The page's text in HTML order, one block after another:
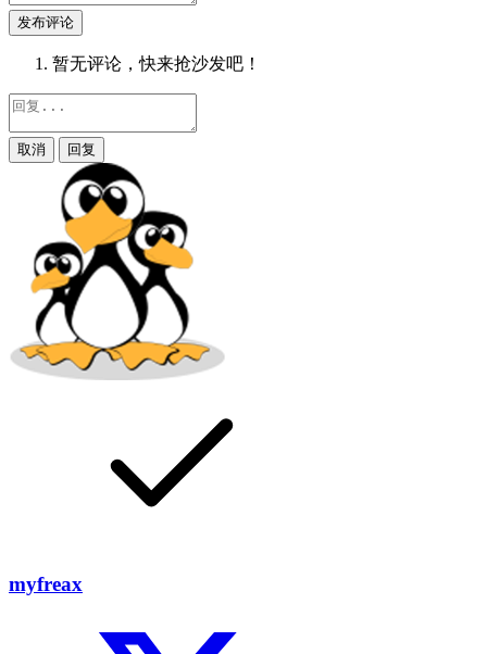
发布评论
暂无评论，快来抢沙发吧！
取消 回复
myfreax